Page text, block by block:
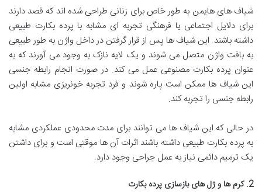
شیاف های هایمن به طور خاص برای زنانی طراحی شده اند که قصد دارند
برای دلایل اجتماعی یا فرهنگی تجربه ای مشابه با پرده بکارت طبیعی
داشته باشند. این شیاف ها پس از قرار گرفتن در داخل واژن به طور طبیعی
به بافت واژن متصل می شوند و یک لایه نازک به وجود می آورند که به
عنوان پرده بکارت مصنوعی عمل می کند. در صورت انجام رابطه جنسی
این شیاف ها ممکن است پاره شوند و فرد تجربه خونریزی مشابه اولین
رابطه جنسی را تجربه کند.
در حالی که این شیاف ها می توانند برای مدت محدودی عملکردی مشابه
به پرده بکارت طبیعی داشته باشند اثرات آن ها موقتی است و برای داشتن
یک ترمیم دائمی نیاز به عمل جراحی وجود دارد.
2. کرم ها و ژل های بازسازی پرده بکارت